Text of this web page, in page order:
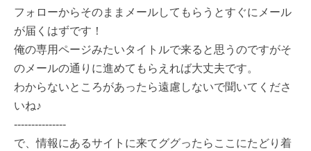
フォローからそのままメールしてもらうとすぐにメール
が届くはずです！
俺の専用ページみたいタイトルで来ると思うのですがそ
のメールの通りに進めてもらえれば大丈夫です。
わからないところがあったら遠慮しないで聞いてくださ
いね♪
---------------
で、情報にあるサイトに来てググったらここにたどり着